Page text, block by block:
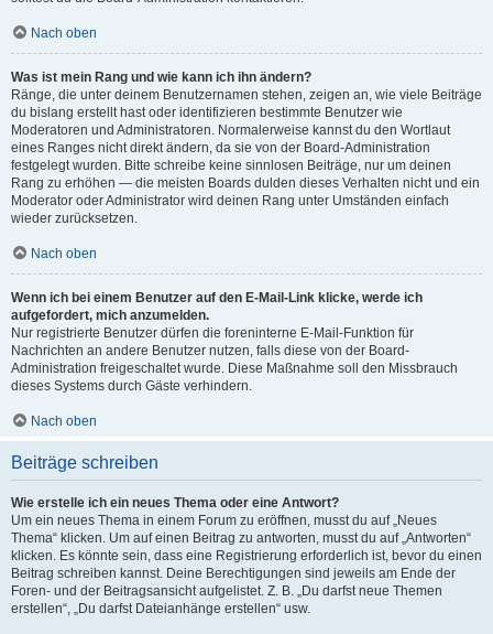
Nach oben
Was ist mein Rang und wie kann ich ihn ändern?
Ränge, die unter deinem Benutzernamen stehen, zeigen an, wie viele Beiträge
du bislang erstellt hast oder identifizieren bestimmte Benutzer wie
Moderatoren und Administratoren. Normalerweise kannst du den Wortlaut
eines Ranges nicht direkt ändern, da sie von der Board-Administration
festgelegt wurden. Bitte schreibe keine sinnlosen Beiträge, nur um deinen
Rang zu erhöhen — die meisten Boards dulden dieses Verhalten nicht und ein
Moderator oder Administrator wird deinen Rang unter Umständen einfach
wieder zurücksetzen.
Nach oben
Wenn ich bei einem Benutzer auf den E-Mail-Link klicke, werde ich
aufgefordert, mich anzumelden.
Nur registrierte Benutzer dürfen die foreninterne E-Mail-Funktion für
Nachrichten an andere Benutzer nutzen, falls diese von der Board-
Administration freigeschaltet wurde. Diese Maßnahme soll den Missbrauch
dieses Systems durch Gäste verhindern.
Nach oben
Beiträge schreiben
Wie erstelle ich ein neues Thema oder eine Antwort?
Um ein neues Thema in einem Forum zu eröffnen, musst du auf „Neues
Thema“ klicken. Um auf einen Beitrag zu antworten, musst du auf „Antworten“
klicken. Es könnte sein, dass eine Registrierung erforderlich ist, bevor du einen
Beitrag schreiben kannst. Deine Berechtigungen sind jeweils am Ende der
Foren- und der Beitragsansicht aufgelistet. Z. B. „Du darfst neue Themen
erstellen“, „Du darfst Dateianhänge erstellen“ usw.